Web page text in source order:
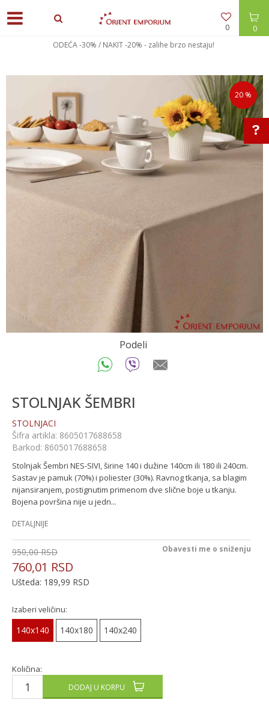
0
0
ODEĆA -30% / NAKIT -20% - zalihe brzo nestaju!
20 %
Podeli
STOLNJAK ŠEMBRI
STOLNJACI
Šifra artikla: 8605017688658
Barkod: 8605017688658
Stolnjak Šembri NES-SIVI, širine 140 i dužine 140cm ili 180 ili 240cm.
Sastav je pamuk (70%) i poliester (30%). Ravnog tkanja, sa blagim
nijansiranjem, postignutim primenom dve slične boje u tkanju.
Bojena površina nije u jedn...
DETALJNIJE
950,00 RSD
760,01 RSD
Ušteda: 189,99 RSD
Obavesti me o sniženju
Izaberi veličinu:
140x140 140x180 140x240
Količina:
DODAJ U KORPU